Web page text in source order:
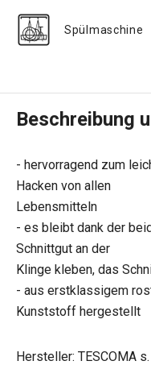
Spülmaschine
Beschreibung
- hervorragend zum
Hacken von allen
Lebensmitteln
- es bleibt dank der
Schnittgut an der
Klinge kleben, das
- aus erstklassigem
Kunststoff hergestellt
Hersteller: TESCOMA